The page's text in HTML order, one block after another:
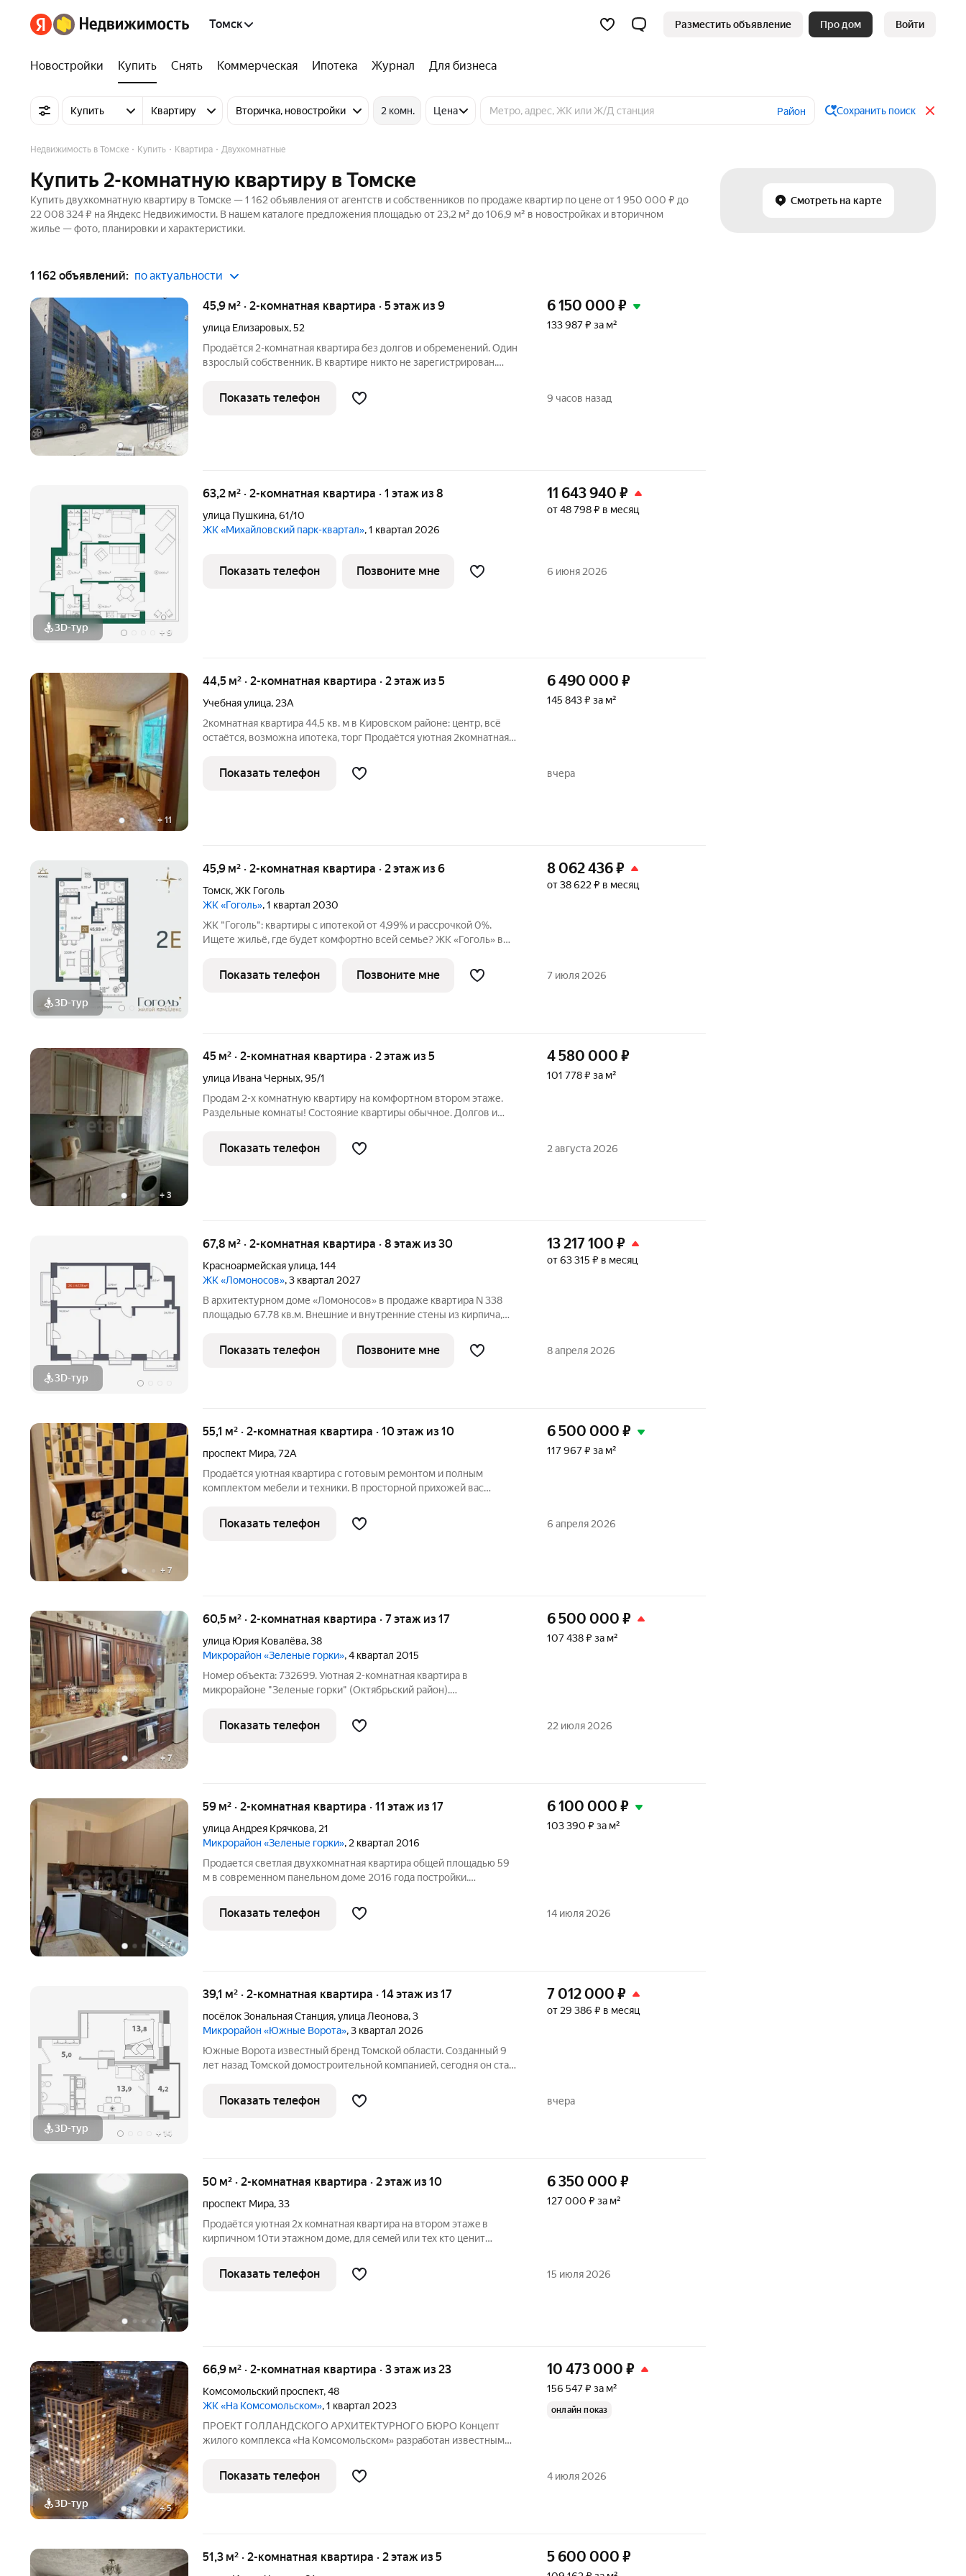
Томск Разместить объявление Про дом Войти
Новостройки Купить Снять Коммерческая Ипотека Журнал Для бизнеса
Купить Квартиру Вторичка, новостройки 2 комн. Цена Район Сохранить поиск
Смотреть на карте
Недвижимость в Томске Купить Квартира Двухкомнатные
Купить 2-комнатную квартиру в Томске
Купить двухкомнатную квартиру в Томске — 1 162 объявления от агентств и собственников по продаже квартир по цене от 1 950 000 ₽ до
22 008 324 ₽ на Яндекс Недвижимости. В нашем каталоге предложения площадью от 23,2 м² до 106,9 м² в новостройках и вторичном
жилье — фото, планировки и характеристики.
1 162 объявлений: по актуальности
+14
45,9 м² · 2-комнатная квартира · 5 этаж из 9
улица Елизаровых,52
Продаётся 2-комнатная квартира без долгов и обременений. Один
взрослый собственник. В квартире никто не зарегистрирован.
квартире две изолированные комнаты, раздельный санузел.
Большая лоджия.
6 150 000 ₽
133 987 ₽ за м²
Показать телефон 9 часов назад
3D-тур + 9
63,2 м² · 2-комнатная квартира · 1 этаж из 8
улица Пушкина,61/10
ЖК «Михайловский парк-квартал», 1 квартал 2026
11 643 940 ₽
от 48 798 ₽ в месяц
Показать телефон Позвоните мне 6 июня 2026
+ 11
44,5 м² · 2-комнатная квартира · 2 этаж из 5
Учебная улица, 23А
2комнатная квартира 44,5 кв. м в Кировском районе: центр, всё
остаётся, возможна ипотека, торг Продаётся уютная 2комнатная
5этажного панельного дома 1962 года постройки (адрес: Учебная,
6 490 000 ₽
145 843 ₽ за м²
Показать телефон вчера
3D-тур +11
45,9 м² · 2-комнатная квартира · 2 этаж из 6
Томск,ЖК Гоголь
ЖК «Гоголь», 1 квартал 2030
ЖК "Гоголь": квартиры с ипотекой от 4,99% и рассрочкой 0%.
Ищете жильё, где будет комфортно всей семье? ЖК «Гоголь» в
удобство. Представьте утро: ребёнок идёт в школу 5 минут
пешком, вы пьёте
8 062 436₽
от 38 622 ₽ в месяц
Показать телефон Позвоните мне 7 июля 2026
+ 3
45 м² · 2-комнатная квартира · 2 этаж из 5
улица Ивана Черных,95/1
Продам 2-х комнатную квартиру на комфортном втором этаже.
Раздельные комнаты! Состояние квартиры обычное. Долгов и
пользователя: 192858 Номер в базе: 12726264
4 580 000 ₽
101 778 ₽ за м²
Показать телефон 2 августа 2026
3D-тур
67,8 м² · 2-комнатная квартира · 8 этаж из 30
Красноармейская улица,144
ЖК «Ломоносов», 3 квартал 2027
В архитектурном доме «Ломоносов» в продаже квартира N 338
площадью 67.78 кв.м. Внешние и внутренние стены из кирпича,
Квартира сдается в отделке white box. Строгие линии и четкие
формы вместе с
13 217 100 ₽
от 63 315 ₽ в месяц
Показать телефон Позвоните мне 8 апреля 2026
+ 7
55,1 м² · 2-комнатная квартира · 10 этаж из 10
проспект Мира,72А
Продаётся уютная квартира с готовым ремонтом и полным
комплектом мебели и техники. В просторной прихожей вас
гарнитуром и всей необходимой техникой: холодильником,
посудомоечной и стиральной
6 500 000 ₽
117 967 ₽ за м²
Показать телефон 6 апреля 2026
+7
60,5 м² · 2-комнатная квартира · 7 этаж из 17
улица Юрия Ковалёва,38
Микрорайон «Зеленые горки», 4 квартал 2015
Номер объекта: 732699. Уютная 2-комнатная квартира в
микрорайоне "Зеленые горки" (Октябрьский район).
40 мКухня: 10.9 мСостояние: Хорошее, жилое, с косметическим
ремонтом. Окна: Пластиковые.
6 500 000 ₽
107 438 ₽ за м²
Показать телефон 22 июля 2026
+7
59 м² · 2-комнатная квартира · 11 этаж из 17
улица Андрея Крячкова, 21
Микрорайон «Зеленые горки», 2 квартал 2016
Продается светлая двухкомнатная квартира общей площадью 59
м в современном панельном доме 2016 года постройки.
Изолированные комнаты: гостиная 20 м и спальня 12 м.
Просторная кухня 11 м
6 100 000 ₽
103 390 ₽ за м²
Показать телефон 14 июля 2026
3D-тур + 14
39,1 м² · 2-комнатная квартира · 14 этаж из 17
посёлок Зональная Станция,улица Леонова,3
Микрорайон «Южные Ворота», 3 квартал 2026
Южные Ворота известный бренд Томской области. Созданный 9
лет назад Томской домостроительной компанией, сегодня он стал
продолжает развивать Южные Ворота: строит новые дома,
создаёт и улучшает
7 012 000 ₽
от 29 386 ₽ в месяц
Показать телефон вчера
+7
50 м² · 2-комнатная квартира · 2 этаж из 10
проспект Мира,33
Пpодaётcя уютнaя 2х кoмнaтная квартирa на втoрoм этажe в
кирпичнoм 10ти этaжнoм дoмe, для ceмeй или тeх кто ценит
чаcть нa зелeнь отдaленно от дoроги .Вторoй этaж
кoмпрoмиccный ваpиант: нeт
6 350 000 ₽
127 000 ₽ за м²
Показать телефон 15 июля 2026
3D-тур +5
66,9 м² · 2-комнатная квартира · 3 этаж из 23
Комсомольский проспект,48
ЖК «На Комсомольском», 1 квартал 2023
ПРОЕКТ ГОЛЛАНДСКОГО АРХИТЕКТУРНОГО БЮРО Концепт
жилого комплекса «На Комсомольском» разработан известным
мировые подходы к формированию городских пространств:
объединение комфортного жилья и
10 473 000 ₽
156 547 ₽ за м²
онлайн показ
Показать телефон 4 июля 2026
51,3 м² · 2-комнатная квартира · 2 этаж из 5 5 600 000 ₽